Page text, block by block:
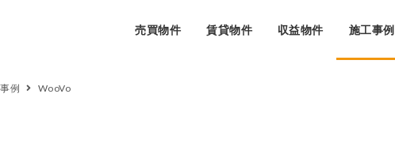
売買物件 賃貸物件 収益物件 施工事例
例 WooVo